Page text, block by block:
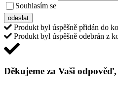
Souhlasím se
odeslat
Produkt byl úspěšně přidán do
Produkt byl úspěšně odebrán z
Děkujeme za Vaši odpověď,